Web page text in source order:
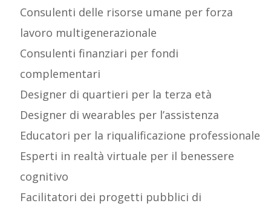
Consulenti delle risorse umane per forza
lavoro multigenerazionale
Consulenti finanziari per fondi
complementari
Designer di quartieri per la terza età
Designer di wearables per l’assistenza
Educatori per la riqualificazione professionale
Esperti in realtà virtuale per il benessere
cognitivo
Facilitatori dei progetti pubblici di